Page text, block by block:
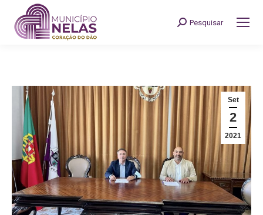
Search:
Pesquisar
Set
2
2021